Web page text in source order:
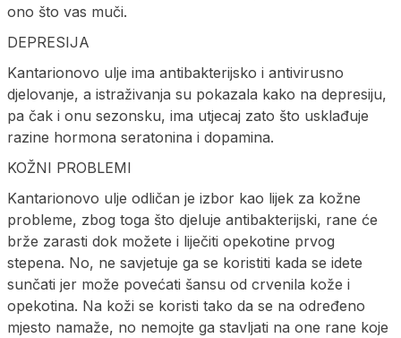
ono što vas muči.
DEPRESIJA
Kantarionovo ulje ima antibakterijsko i antivirusno
djelovanje, a istraživanja su pokazala kako na depresiju,
pa čak i onu sezonsku, ima utjecaj zato što usklađuje
razine hormona seratonina i dopamina.
KOŽNI PROBLEMI
Kantarionovo ulje odličan je izbor kao lijek za kožne
probleme, zbog toga što djeluje antibakterijski, rane će
brže zarasti dok možete i liječiti opekotine prvog
stepena. No, ne savjetuje ga se koristiti kada se idete
sunčati jer može povećati šansu od crvenila kože i
opekotina. Na koži se koristi tako da se na određeno
mjesto namaže, no nemojte ga stavljati na one rane koje